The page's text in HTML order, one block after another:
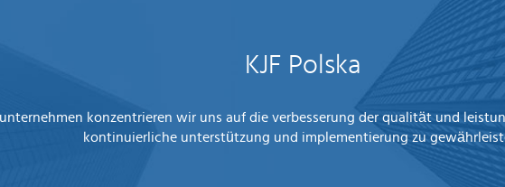
KJF Polska
konzentrieren wir uns auf die verbesserung der qualität und
kontinuierliche unterstützung und implementierung zu